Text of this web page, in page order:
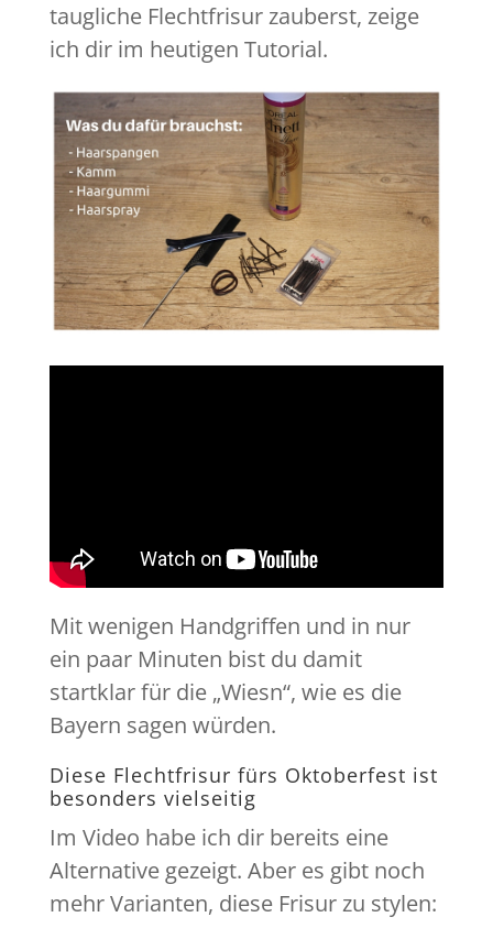
taugliche Flechtfrisur zauberst, zeige
ich dir im heutigen Tutorial.
Mit wenigen Handgriffen und in nur
ein paar Minuten bist du damit
startklar für die „Wiesn“, wie es die
Bayern sagen würden.
Diese Flechtfrisur fürs Oktoberfest ist
besonders vielseitig
Im Video habe ich dir bereits eine
Alternative gezeigt. Aber es gibt noch
mehr Varianten, diese Frisur zu stylen: